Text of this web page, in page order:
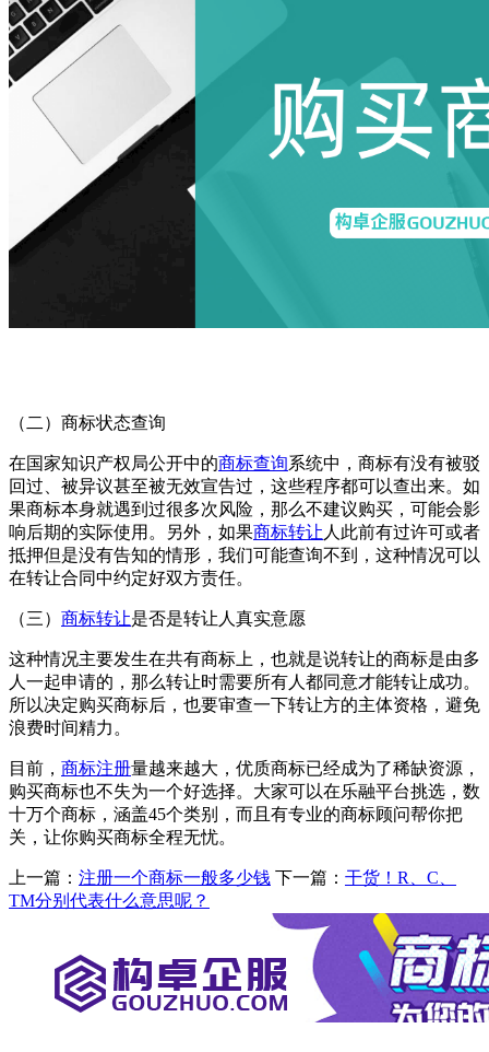
（二）商标状态查询
在国家知识产权局公开中的商标查询系统中，商标有没有被驳
回过、被异议甚至被无效宣告过，这些程序都可以查出来。如
果商标本身就遇到过很多次风险，那么不建议购买，可能会影
响后期的实际使用。另外，如果商标转让 人此前有过许可或者
抵押但是没有告知的情形，我们可能查询不到，这种情况可以
在转让合同中约定好双方责任。
（三） 商标转让是否是转让人真实意愿
这种情况主要发生在共有商标上，也就是说转让的商标是由多
人一起申请的，那么转让时需要所有人都同意才能转让成功。
所以决定购买商标后，也要审查一下转让方的主体资格，避免
浪费时间精力。
目前， 商标注册量越来越大，优质商标已经成为了稀缺资源，
购买商标也不失为一个好选择。大家可以在乐融平台挑选，数
十万个商标，涵盖45个类别，而且有专业的商标顾问帮你把
关，让你购买商标全程无忧。
上一篇： 注册一个商标一般多少钱 下一篇： 干货！R、C、
TM分别代表什么意思呢？